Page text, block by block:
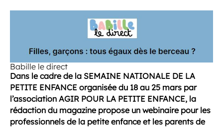
Babille le direct
Dans le cadre de la SEMAINE NATIONALE DE LA
PETITE ENFANCE organisée du 18 au 25 mars par
l’association AGIR POUR LA PETITE ENFANCE, la
rédaction du magazine propose un webinaire pour les
professionnels de la petite enfance et les parents de